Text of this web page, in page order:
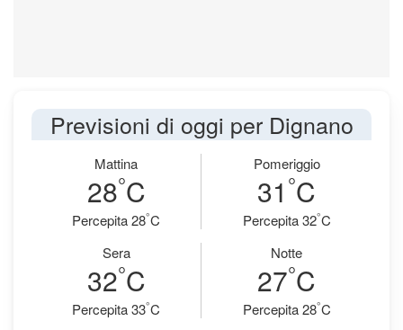
Previsioni di oggi per Dignano
Mattina
28°C
Percepita 28°C
Pomeriggio
31 °C
Percepita 32°C
Sera
32°C
Percepita 33°C
Notte
27°C
Percepita 28°C